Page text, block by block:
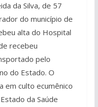
da Silva, de 57
do município de
alta do Hospital
recebeu
pelo
do Estado. O
em culto ecumênico
da Saúde